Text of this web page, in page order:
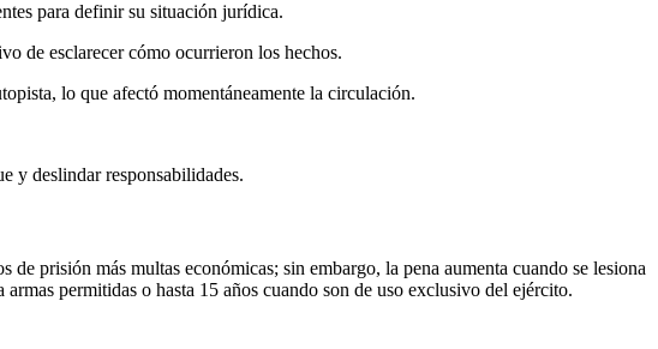
para definir su situación jurídica.
de esclarecer cómo ocurrieron los hechos.
lo que afectó momentáneamente la circulación.
y deslindar responsabilidades.
prisión más multas económicas; sin embargo, la pena aumenta cuando se lesiona
permitidas o hasta 15 años cuando son de uso exclusivo del ejército.